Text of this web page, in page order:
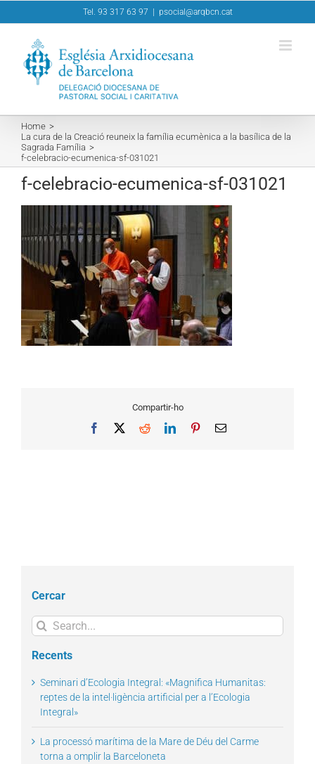
to
Tel. 93 317 63 97 psocial@arqbcn.cat
Home
La cura de la Creació reuneix la família ecumènica a la basílica de la
Sagrada Família
f-celebracio-ecumenica-sf-031021
f-celebracio-ecumenica-sf-031021
Compartir-ho
Facebook RedditLinkedInPinterestEmail
Cercar
Search
for:
Recents
Seminari d’Ecologia Integral: «Magnifica Humanitas:
reptes de la intel·ligència artificial per a l’Ecologia
Integral»
La processó marítima de la Mare de Déu del Carme
torna a omplir la Barceloneta